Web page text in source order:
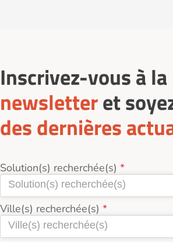
Inscrivez-vous à la
newsletteret
des dernières
Solution(s) recherchée(s)
Ville(s) recherchée(s)